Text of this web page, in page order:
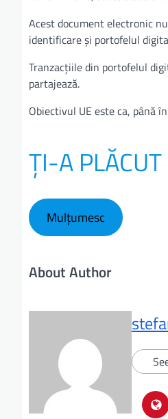
Acest document electronic
identificare și portofelul
Tranzacțiile din portofelul
partajează.
Obiectivul UE este ca, până
ȚI-A
Mulțumesc
About Author